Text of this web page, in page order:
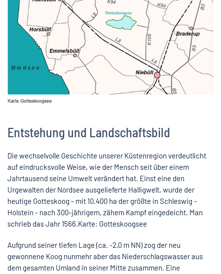
Entstehung und Landschaftsbild
Die wechselvolle Geschichte unserer Küstenregion verdeutlicht
auf eindrucksvolle Weise, wie der Mensch seit über einem
Jahrtausend seine Umwelt verändert hat. Einst eine den
Urgewalten der Nordsee ausgelieferte Halligwelt, wurde der
heutige Gotteskoog - mit 10.400 ha der größte in Schleswig -
Holstein - nach 300-jährigem, zähem Kampf eingedeicht. Man
schrieb das Jahr 1566.Karte: Gotteskoogsee
Aufgrund seiner tiefen Lage (ca. -2,0 m NN) zog der neu
gewonnene Koog nunmehr aber das Niederschlagswasser aus
dem gesamten Umland in seiner Mitte zusammen. Eine